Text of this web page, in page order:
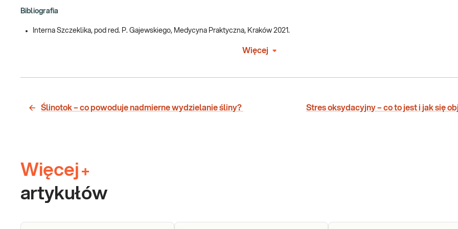
Bibliografia
Interna Szczeklika, pod red. P. Gajewskiego, Medycyna Praktyczna, Kraków 2021.
Więcej
Ślinotok – co powoduje nadmierne wydzielanie śliny? Stres oksydacyjny – co to jest i jak się
Więcej +
artykułów